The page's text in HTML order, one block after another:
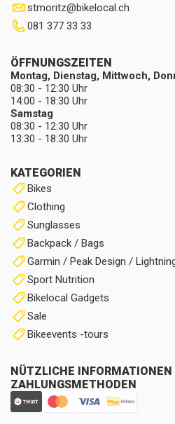
stmoritz@bikelocal.ch
081 377 33 33
KATEGORIEN
Bikes
Clothing
Sunglasses
Backpack / Bags
Garmin / Peak Design /
Sport Nutrition
Bikelocal Gadgets
Sale
Bikeevents -tours
NÜTZLICHE INFORMATIONEN
ZAHLUNGSMETHODEN
ÖFFNUNGSZEITEN
Montag, Dienstag, Mittwoch,
08:30 - 12:30 Uhr
14:00 - 18:30 Uhr
Samstag
08:30 - 12:30 Uhr
13:30 - 18:30 Uhr